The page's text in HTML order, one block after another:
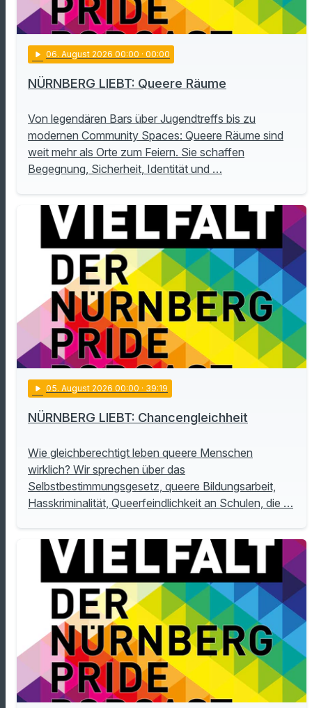
play_arrow 06. August 2026 00:00 · 00:00
NÜRNBERG LIEBT: Queere Räume
Von legendären Bars über Jugendtreffs bis zu
modernen Community Spaces: Queere Räume sind
weit mehr als Orte zum Feiern. Sie schaffen
Begegnung, Sicherheit, Identität und …
play_arrow 05. August 2026 00:00 · 39:19
NÜRNBERG LIEBT: Chancengleichheit
Wie gleichberechtigt leben queere Menschen
wirklich? Wir sprechen über das
Selbstbestimmungsgesetz, queere Bildungsarbeit,
Hasskriminalität, Queerfeindlichkeit an Schulen, die …